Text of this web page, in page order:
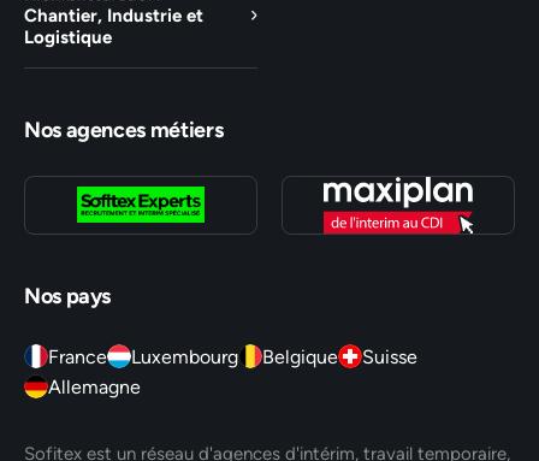
Chantier, Industrie et
Logistique
Nos agences métiers
Nos pays
France Luxembourg Belgique
Suisse
Allemagne
Sofitex est un réseau d'agences d'intérim, travail temporaire,